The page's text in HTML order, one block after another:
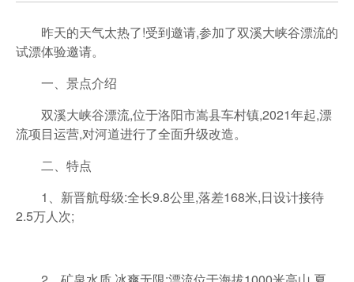
昨天的天气太热了!受到邀请,参加了双溪大峡谷漂流的
试漂体验邀请。
一、景点介绍
双溪大峡谷漂流,位于洛阳市嵩县车村镇,2021年起,漂
流项目运营,对河道进行了全面升级改造。
二、特点
1、新晋航母级:全长9.8公里,落差168米,日设计接待
2.5万人次;